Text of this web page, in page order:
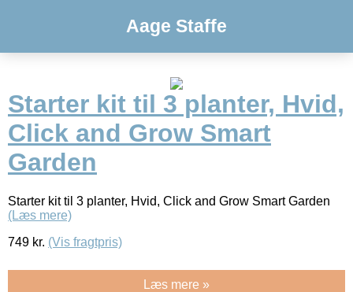
Aage Staffe
Starter kit til 3 planter, Hvid,
Click and Grow Smart
Garden
Starter kit til 3 planter, Hvid, Click and Grow Smart Garden
(Læs mere)
749 kr. (Vis fragtpris)
Læs mere »